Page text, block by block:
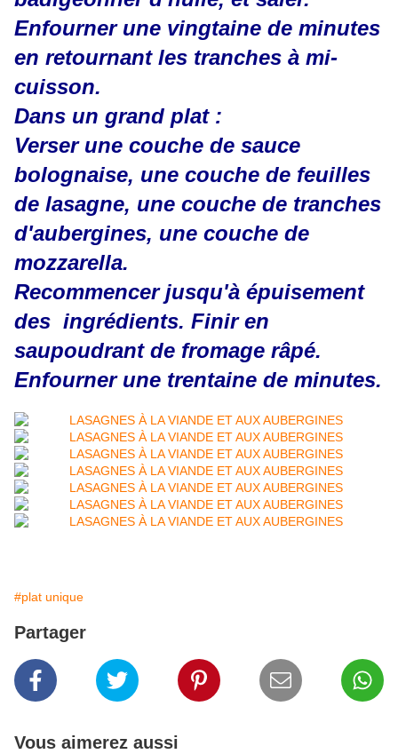
Enfourner une vingtaine de minutes
en retournant les tranches à mi-
cuisson.
Dans un grand plat :
Verser une couche de sauce
bolognaise, une couche de feuilles
de lasagne, une couche de tranches
d'aubergines, une couche de
mozzarella.
Recommencer jusqu'à épuisement
des ingrédients. Finir en
saupoudrant de fromage râpé.
Enfourner une trentaine de minutes.
#plat unique
Partager
Vous aimerez aussi